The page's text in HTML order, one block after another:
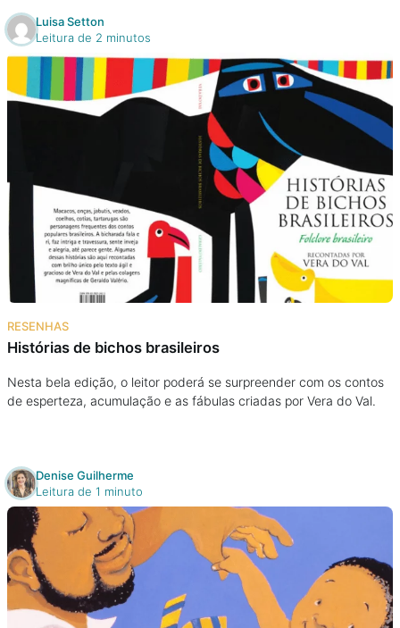
Luisa Setton
Leitura de 2 minutos
RESENHAS
Histórias de bichos brasileiros
Nesta bela edição, o leitor poderá se surpreender com os contos
de esperteza, acumulação e as fábulas criadas por Vera do Val.
Denise Guilherme
Leitura de 1 minuto